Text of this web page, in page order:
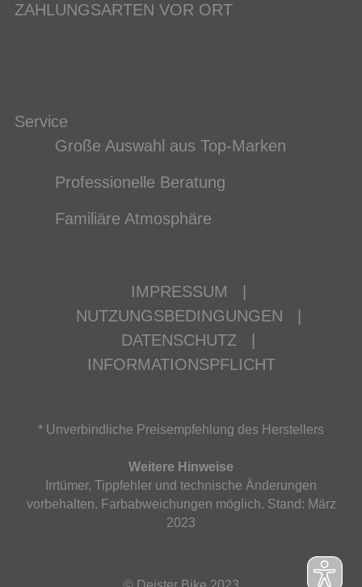
ZAHLUNGSARTEN VOR ORT
Service
Große Auswahl aus Top-Marken
Professionelle Beratung
Familiäre Atmosphäre
IMPRESSUM
NUTZUNGSBEDINGUNGEN
DATENSCHUTZ
INFORMATIONSPFLICHT
* Unverbindliche Preisempfehlung des Herstellers
Weitere Hinweise
Irrtümer, Tippfehler und technische Änderungen
vorbehalten. Farbabweichungen möglich. Stand: März
2023